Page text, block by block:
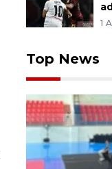
1
Top News